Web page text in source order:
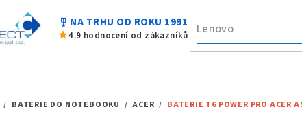
military_tech NA TRHU OD ROKU 1991
star4.9 hodnocení od zákazníků Fujitsu
/ BATERIE DO NOTEBOOKU / ACER / BATERIE T6 POWER PRO ACER